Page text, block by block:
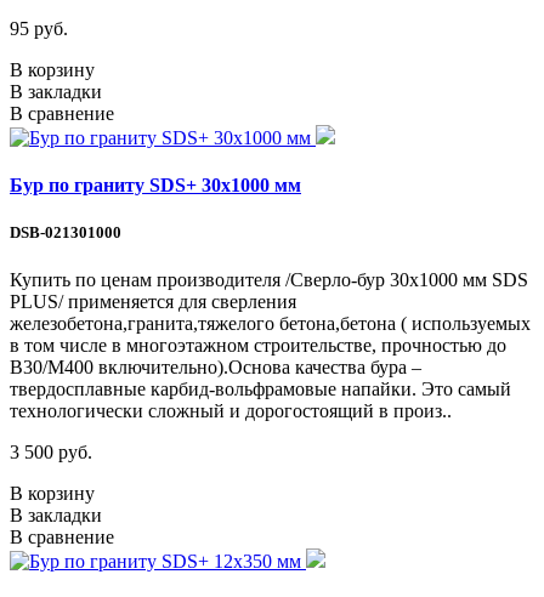
95 руб.
В корзину
В закладки
В сравнение
Бур по граниту SDS+ 30х1000 мм
DSB-021301000
Купить по ценам производителя /Сверло-бур 30х1000 мм SDS
PLUS/ применяется для сверления
железобетона,гранита,тяжелого бетона,бетона ( используемых
в том числе в многоэтажном строительстве, прочностью до
В30/М400 включительно).Основа качества бура –
твердосплавные карбид-вольфрамовые напайки. Это самый
технологически сложный и дорогостоящий в произ..
3 500 руб.
В корзину
В закладки
В сравнение